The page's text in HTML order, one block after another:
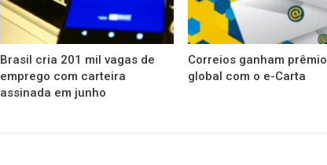
Brasil cria 201 mil vagas de
emprego com carteira
assinada em junho
Correios ganham prêmio
global com o e-Carta